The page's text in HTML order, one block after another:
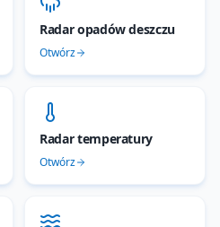
Radar opadów deszczu
Otwórz
Radar temperatury
Otwórz